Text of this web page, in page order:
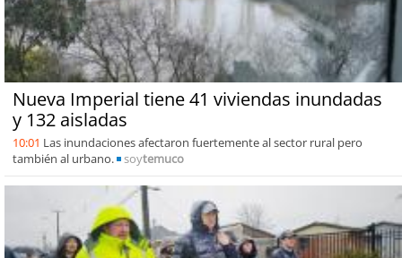
Nueva Imperial tiene 41 viviendas inundadas
y 132 aisladas
10:01 Las inundaciones afectaron fuertemente al sector rural pero
también al urbano.
soytemuco